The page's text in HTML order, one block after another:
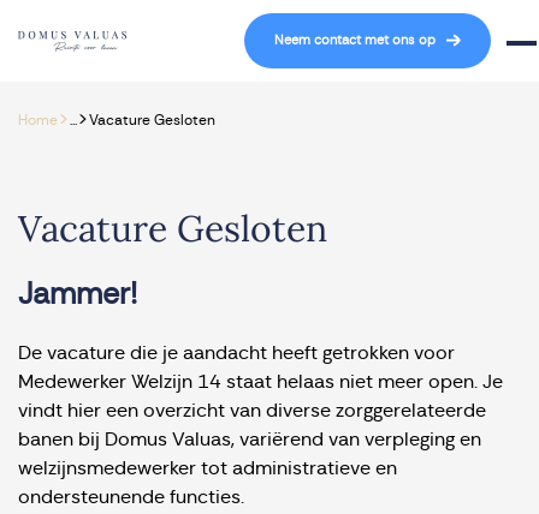
Navigatie overslaan
Neem contact met ons op
Home> >Vacature Gesloten
Vacature Gesloten
Jammer!
De vacature die je aandacht heeft getrokken voor
Medewerker Welzijn 14 staat helaas niet meer open. Je
vindt hier een overzicht van diverse zorggerelateerde
banen bij Domus Valuas, variërend van verpleging en
welzijnsmedewerker tot administratieve en
ondersteunende functies.